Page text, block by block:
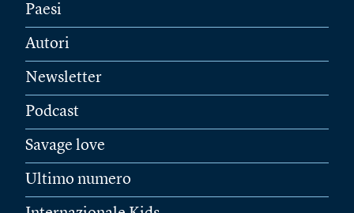
Paesi
Autori
Newsletter
Podcast
Savage love
Ultimo numero